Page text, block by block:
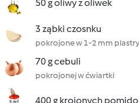
50 g oliwy z oliwek
3 ząbki czosnku
pokrojone w 1-2 mm plastry
70 g cebuli
pokrojonej w ćwiartki
400 g krojonych